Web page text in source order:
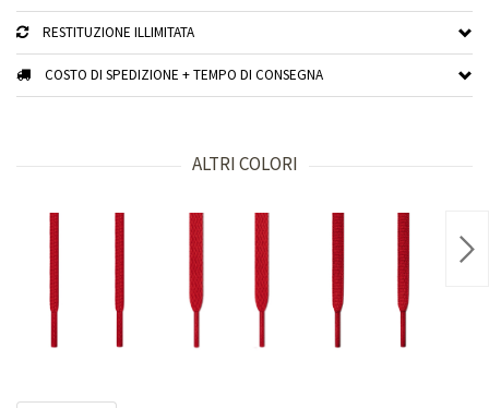
RESTITUZIONE ILLIMITATA
COSTO DI SPEDIZIONE + TEMPO DI CONSEGNA
ALTRI COLORI